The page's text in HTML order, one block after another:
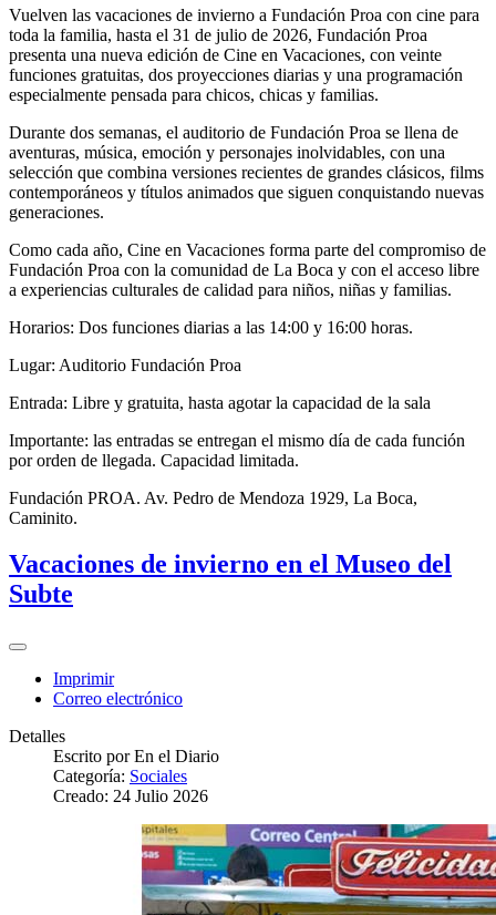
Vuelven las vacaciones de invierno a Fundación Proa con cine para
toda la familia, hasta el 31 de julio de 2026, Fundación Proa
presenta una nueva edición de Cine en Vacaciones, con veinte
funciones gratuitas, dos proyecciones diarias y una programación
especialmente pensada para chicos, chicas y familias.
Durante dos semanas, el auditorio de Fundación Proa se llena de
aventuras, música, emoción y personajes inolvidables, con una
selección que combina versiones recientes de grandes clásicos, films
contemporáneos y títulos animados que siguen conquistando nuevas
generaciones.
Como cada año, Cine en Vacaciones forma parte del compromiso de
Fundación Proa con la comunidad de La Boca y con el acceso libre
a experiencias culturales de calidad para niños, niñas y familias.
Horarios: Dos funciones diarias a las 14:00 y 16:00 horas.
Lugar: Auditorio Fundación Proa
Entrada: Libre y gratuita, hasta agotar la capacidad de la sala
Importante: las entradas se entregan el mismo día de cada función
por orden de llegada. Capacidad limitada.
Fundación PROA. Av. Pedro de Mendoza 1929, La Boca,
Caminito.
Vacaciones de invierno en el Museo del
Subte
Imprimir
Correo electrónico
Detalles
Escrito porEn el Diario
Categoría: Sociales
Creado: 24 Julio 2026